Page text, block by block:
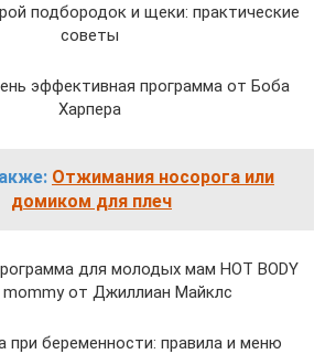
подбородок и щеки: практические
советы
эффективная программа от Боба
Харпера
Отжимания носорога или
домиком для плеч
для молодых мам HOT BODY
mommy от Джиллиан Майклс
при беременности: правила и меню